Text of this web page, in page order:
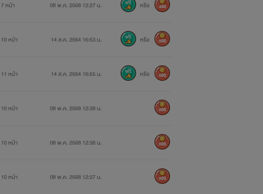
7 หน้า 08 พ.ค. 2568 12:27 น. หรือ 400
10 หน้า 14 ส.ค. 2564 16:53 น. หรือ 600
11 หน้า 14 ส.ค. 2564 16:55 น. หรือ 600
10 หน้า 08 พ.ค. 2568 12:38 น. 600
10 หน้า 08 พ.ค. 2568 12:38 น. 600
10 หน้า 08 พ.ค. 2568 12:27 น. 600